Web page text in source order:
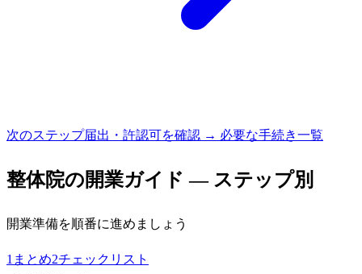
次のステップ届出・許認可を確認 → 必要な手続き一覧
整体院の開業ガイド — ステップ別
開業準備を順番に進めましょう
1 まとめ2チェックリスト